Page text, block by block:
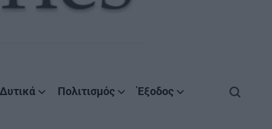
Δυτικά Πολιτισμός Έξοδος